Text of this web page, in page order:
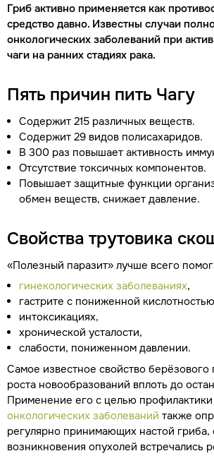
Гриб активно применяется как
средство давно. Известны случаи
онкологических заболеваний при
чаги на ранних стадиях рака.
Пять причин пить Чагу
Содержит 215 различных веществ.
Содержит 29 видов полисахаридов.
В 300 раз повышает активность
Отсутствие токсичных компонентов.
Повышает защитные функции
обмен веществ, снижает давление.
Свойства трутовика
«Полезный паразит» лучше всего
гинекологических заболеваниях,
гастрите с пониженной
интоксикациях,
хронической усталости,
слабости, пониженном давлении.
Самое известное свойство берёзового
роста новообразований вплоть до
Применение его с целью
онкологических заболеваний также
регулярно принимающих настой гриба,
возникновения опухолей встречались